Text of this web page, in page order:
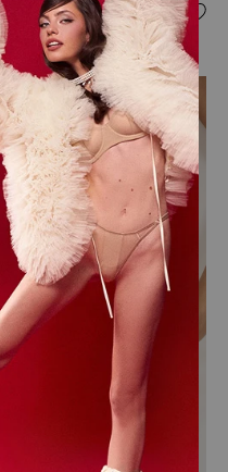
1 740 RUB
LUNA